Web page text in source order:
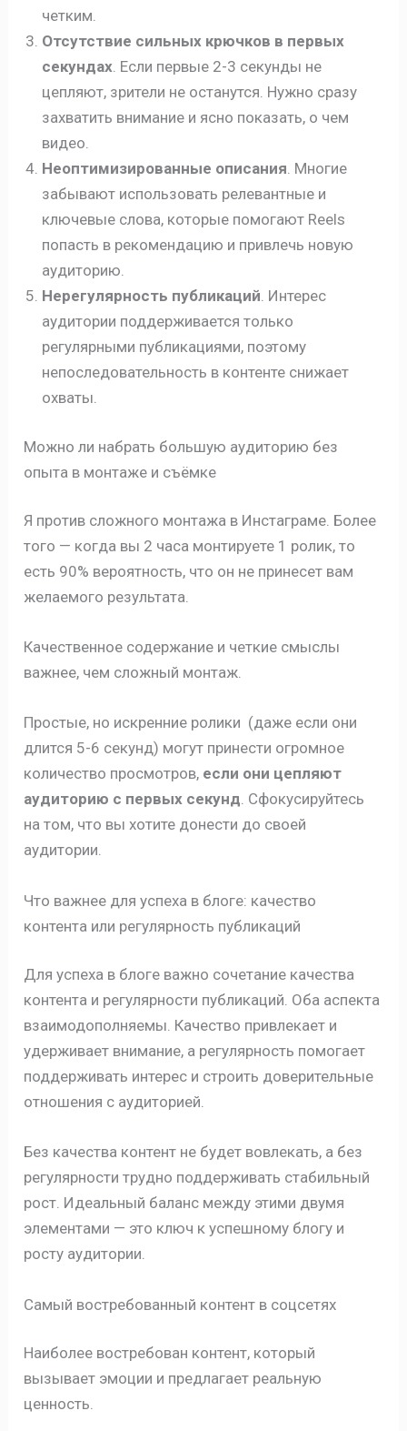
четким.
Отсутствие сильных крючков в первых
секундах. Если первые 2-3 секунды не
цепляют, зрители не останутся. Нужно сразу
захватить внимание и ясно показать, о чем
видео.
Неоптимизированные описания. Многие
забывают использовать релевантные и
ключевые слова, которые помогают Reels
попасть в рекомендацию и привлечь новую
аудиторию.
Нерегулярность публикаций. Интерес
аудитории поддерживается только
регулярными публикациями, поэтому
непоследовательность в контенте снижает
охваты.
Можно ли набрать большую аудиторию без
опыта в монтаже и съёмке
Я против сложного монтажа в Инстаграме. Более
того — когда вы 2 часа монтируете 1 ролик, то
есть 90% вероятность, что он не принесет вам
желаемого результата.
Качественное содержание и четкие смыслы
важнее, чем сложный монтаж.
Простые, но искренние ролики (даже если они
длится 5-6 секунд) могут принести огромное
количество просмотров, если они цепляют
аудиторию с первых секунд. Сфокусируйтесь
на том, что вы хотите донести до своей
аудитории.
Что важнее для успеха в блоге: качество
контента или регулярность публикаций
Для успеха в блоге важно сочетание качества
контента и регулярности публикаций. Оба аспекта
взаимодополняемы. Качество привлекает и
удерживает внимание, а регулярность помогает
поддерживать интерес и строить доверительные
отношения с аудиторией.
Без качества контент не будет вовлекать, а без
регулярности трудно поддерживать стабильный
рост. Идеальный баланс между этими двумя
элементами — это ключ к успешному блогу и
росту аудитории.
Самый востребованный контент в соцсетях
Наиболее востребован контент, который
вызывает эмоции и предлагает реальную
ценность.